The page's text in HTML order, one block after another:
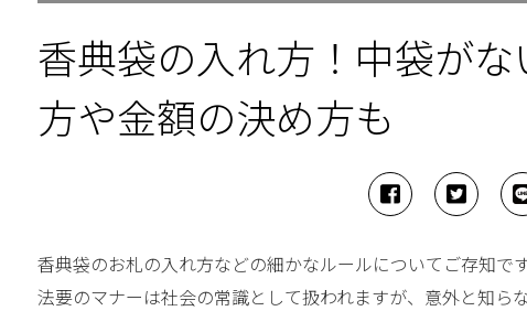
香典袋の入れ方！中袋が
方や金額の決め方も
香典袋のお札の入れ方などの細かなルールについてご存知です
法要のマナーは社会の常識として扱われますが、意外と知ら